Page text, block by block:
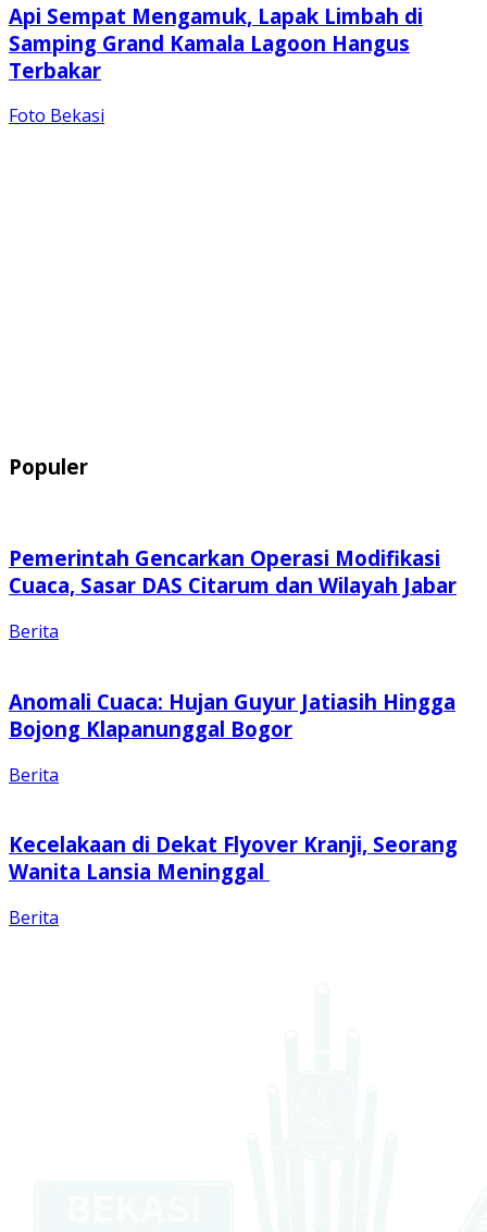
Api Sempat Mengamuk, Lapak Limbah di
Samping Grand Kamala Lagoon Hangus
Terbakar
Foto Bekasi
Populer
Pemerintah Gencarkan Operasi Modifikasi
Cuaca, Sasar DAS Citarum dan Wilayah Jabar
Berita
Anomali Cuaca: Hujan Guyur Jatiasih Hingga
Bojong Klapanunggal Bogor
Berita
Kecelakaan di Dekat Flyover Kranji, Seorang
Wanita Lansia Meninggal
Berita